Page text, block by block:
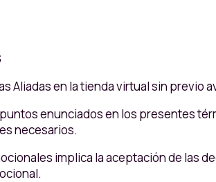
Aliadas en la tienda virtual sin previo
enunciados en los presentes
necesarios.
implica la aceptación de las